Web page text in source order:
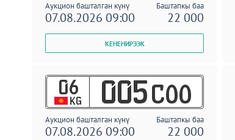
Аукцион башталган күнү Баштапкы баа
07.08.2026 09:00 22 000
06
KG 005 COO
Аукцион башталган күнү Баштапкы баа
07.08.2026 09:00 22 000